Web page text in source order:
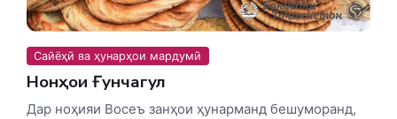
Сайёҳӣ ва ҳунарҳои мардумӣ
Нонҳои Ғунчагул
Дар ноҳияи Восеъ занҳои ҳунарманд бешуморанд,